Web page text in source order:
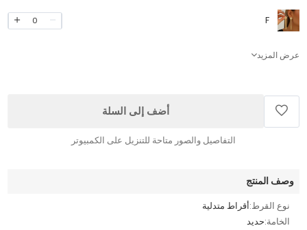
F
0
عرض المزيد
أضف إلى السلة
التفاصيل والصور متاحة للتنزيل على الكمبيوتر
وصف المنتج
نوع القرط:أقراط متدلية
الخامة:حديد